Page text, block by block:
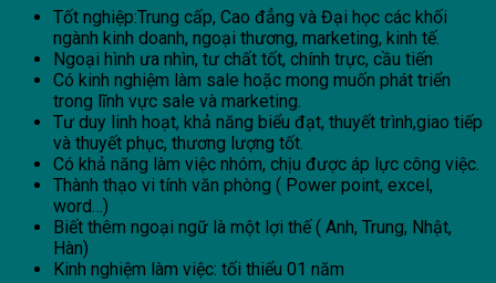
Tốt nghiệp:Trung cấp, Cao đẳng và Đại học các khối
ngành kinh doanh, ngoại thương, marketing, kinh tế.
Ngoại hình ưa nhìn, tư chất tốt, chính trực, cầu tiến
Có kinh nghiệm làm sale hoặc mong muốn phát triển
trong lĩnh vực sale và marketing.
Tư duy linh hoạt, khả năng biểu đạt, thuyết trình,giao tiếp
và thuyết phục, thương lượng tốt.
Có khả năng làm việc nhóm, chịu được áp lực công việc.
Thành thạo vi tính văn phòng ( Power point, excel,
word…)
Biết thêm ngoại ngữ là một lợi thế ( Anh, Trung, Nhật,
Hàn)
Kinh nghiệm làm việc: tối thiểu 01 năm